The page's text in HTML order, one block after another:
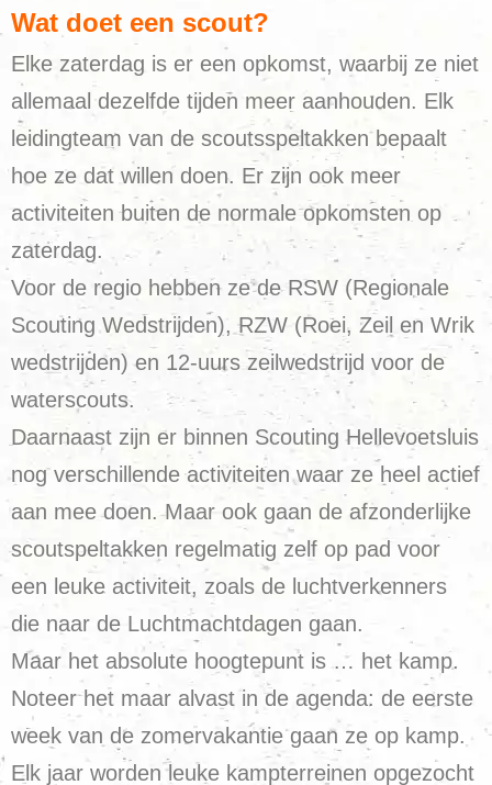
Wat doet een scout?
Elke zaterdag is er een opkomst, waarbij ze niet
allemaal dezelfde tijden meer aanhouden. Elk
leidingteam van de scoutsspeltakken bepaalt
hoe ze dat willen doen. Er zijn ook meer
activiteiten buiten de normale opkomsten op
zaterdag.
Voor de regio hebben ze de RSW (Regionale
Scouting Wedstrijden), RZW (Roei, Zeil en Wrik
wedstrijden) en 12-uurs zeilwedstrijd voor de
waterscouts.
Daarnaast zijn er binnen Scouting Hellevoetsluis
nog verschillende activiteiten waar ze heel actief
aan mee doen. Maar ook gaan de afzonderlijke
scoutspeltakken regelmatig zelf op pad voor
een leuke activiteit, zoals de luchtverkenners
die naar de Luchtmachtdagen gaan.
Maar het absolute hoogtepunt is … het kamp.
Noteer het maar alvast in de agenda: de eerste
week van de zomervakantie gaan ze op kamp.
Elk jaar worden leuke kampterreinen opgezocht